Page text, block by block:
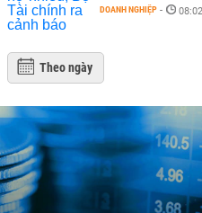
DOANH NGHIỆP -
Theo ngày